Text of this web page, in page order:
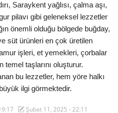
Saraykent yağlısı, çalma aşı,
pilavı gibi geleneksel lezzetler
önemli olduğu bölgede buğday,
süt ürünleri en çok üretilen
işleri, et yemekleri, çorbalar
temel taşlarını oluşturur.
bu lezzetler, hem yöre halkı
ilgi görmektedir.
Şubat 11, 2025 - 22:11